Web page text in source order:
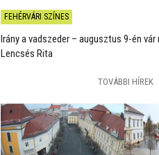
FEHÉRVÁRI SZÍNES
Irány a vadszeder – augusztus 9-én
Lencsés Rita
TOVÁBBI HÍREK